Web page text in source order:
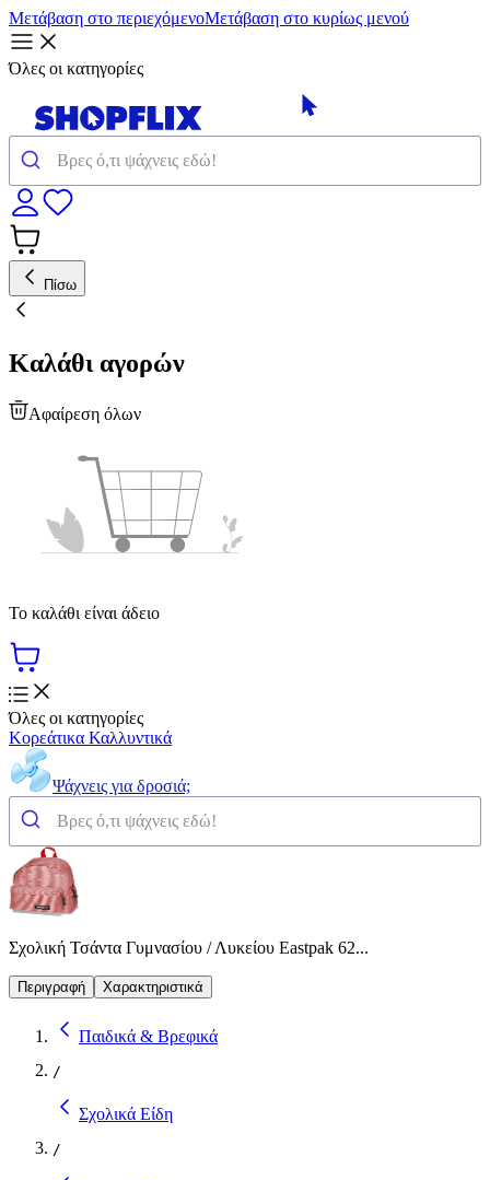
Μετάβαση στο περιεχόμενοΜετάβαση στο κυρίως μενού
Όλες οι κατηγορίες
Πίσω
Καλάθι αγορών
Αφαίρεση όλων
Το καλάθι είναι άδειο
Όλες οι κατηγορίες
Κορεάτικα Καλλυντικά
Ψάχνεις για δροσιά;
Σχολική Τσάντα Γυμνασίου / Λυκείου Eastpak 62...
Περιγραφή Χαρακτηριστικά
Παιδικά & Βρεφικά
/
Σχολικά Είδη
/